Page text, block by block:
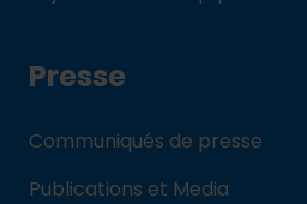
Presse
Communiqués de presse
Publications et Media